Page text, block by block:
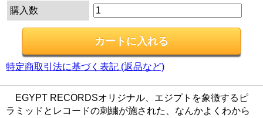
購入数
特定商取引法に基づく表記 (返品など)
EGYPT RECORDSオリジナル、エジプトを象徴するピ
ラミッドとレコードの刺繍が施された、なんかよくわから